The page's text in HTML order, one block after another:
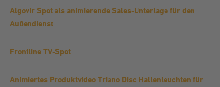
Algovir Spot als animierende Sales-Unterlage für den
Außendienst
Frontline TV-Spot
Animiertes Produktvideo Triano Disc Hallenleuchten für